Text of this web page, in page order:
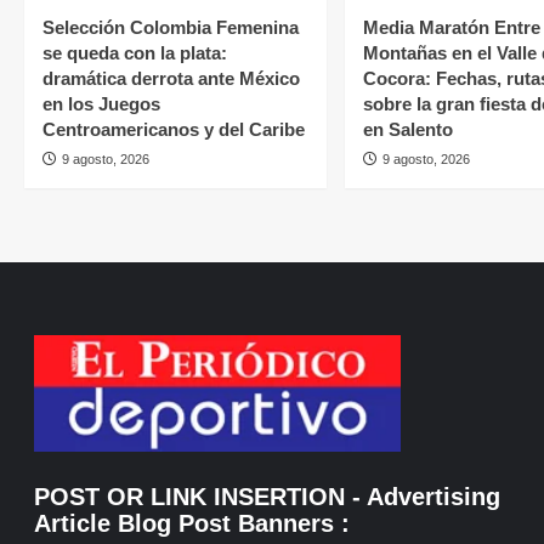
Selección Colombia Femenina
se queda con la plata:
dramática derrota ante México
en los Juegos
Centroamericanos y del Caribe
9 agosto, 2026
Media Maratón Entre
Montañas en el Valle
Cocora: Fechas,
sobre la gran fiesta
en Salento
9 agosto, 2026
POST OR LINK INSERTION - Advertising
Article Blog Post Banners :